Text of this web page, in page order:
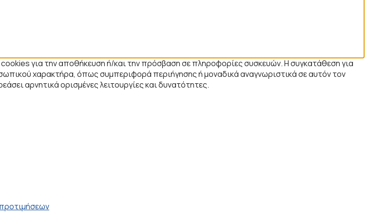
για την αποθήκευση ή/και την πρόσβαση σε πληροφορίες συσκευών. Η συγκατάθεση για
χαρακτήρα, όπως συμπεριφορά περιήγησης ή μοναδικά αναγνωριστικά σε αυτόν τον
αρνητικά ορισμένες λειτουργίες και δυνατότητες.